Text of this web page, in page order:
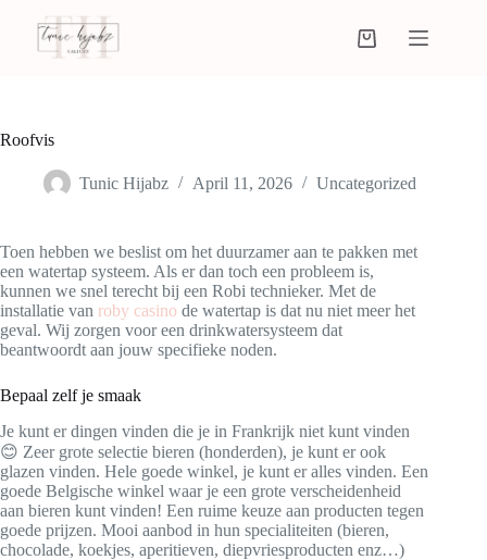
Roofvis
Tunic Hijabz April 11, 2026 Uncategorized
Toen hebben we beslist om het duurzamer aan te pakken met
een watertap systeem. Als er dan toch een probleem is,
kunnen we snel terecht bij een Robi technieker. Met de
installatie van roby casino de watertap is dat nu niet meer het
geval. Wij zorgen voor een drinkwatersysteem dat
beantwoordt aan jouw specifieke noden.
Bepaal zelf je smaak
Je kunt er dingen vinden die je in Frankrijk niet kunt vinden
😊 Zeer grote selectie bieren (honderden), je kunt er ook
glazen vinden. Hele goede winkel, je kunt er alles vinden. Een
goede Belgische winkel waar je een grote verscheidenheid
aan bieren kunt vinden! Een ruime keuze aan producten tegen
goede prijzen. Mooi aanbod in hun specialiteiten (bieren,
chocolade, koekjes, aperitieven, diepvriesproducten enz…)